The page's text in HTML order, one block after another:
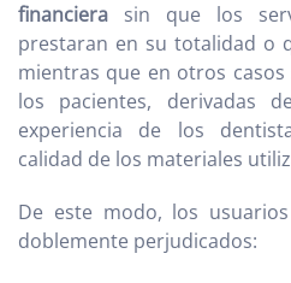
financiera sin que los
prestaran en su totalidad o
mientras que en otros
los pacientes, derivadas
experiencia de los
calidad de los materiales
De este modo, los
doblemente perjudicados: